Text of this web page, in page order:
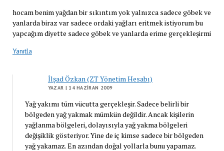
hocam benim yağdan bir sıkıntım yok yalnızca sadece göbek ve
yanlarda biraz var sadece ordaki yağları eritmek istiyorum bu
yapcağım diyette sadece göbek ve yanlarda erime gerçekleşirmi
Yanıtla
İlşad Özkan (ZT Yönetim Hesabı)
YAZAR | 14 HAZIRAN 2009
Yağ yakımı tüm vücutta gerçekleşir. Sadece belirli bir
bölgeden yağ yakmak mümkün değildir. Ancak kişilerin
yağlanma bölgeleri, dolayısıyla yağ yakma bölgeleri
değişiklik gösteriyor. Yine de iç kimse sadece bir bölgeden
yağ yakamaz. En azından doğal yollarla bunu yapamaz.